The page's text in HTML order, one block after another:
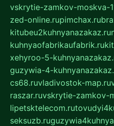
vskrytie-zamkov-moskva-
zed-online.rupimchax.ru
kitubeu2kuhnyanazakaz.ru
kuhnyaofabrikaufabrik.ru
xehyroo-5-
guzywia-4-
cs68.ruvladivostok-map.ru
raszar.ruvskrytie-zamkov-
lipetsktelecom.ru
seksuzb.ru